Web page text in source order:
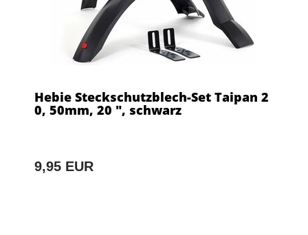
Hebie Steckschutzblech-Set Taipan 2
0, 50mm, 20 ", schwarz
9,95 EUR